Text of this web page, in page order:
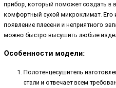
прибор, который поможет создать в
комфортный сухой микроклимат. Его
появление плесени и неприятного
можно быстро высушить любые
Особенности модели:
Полотенцесушитель
стали и отвечает всем